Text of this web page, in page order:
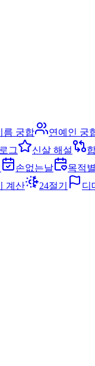
름 궁합 연예인 궁
그 신살 해설
손없는날 목적
계산 24절기 디